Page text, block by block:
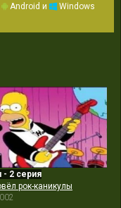
Android и
Windows
- 2 серия
рок-каникулы